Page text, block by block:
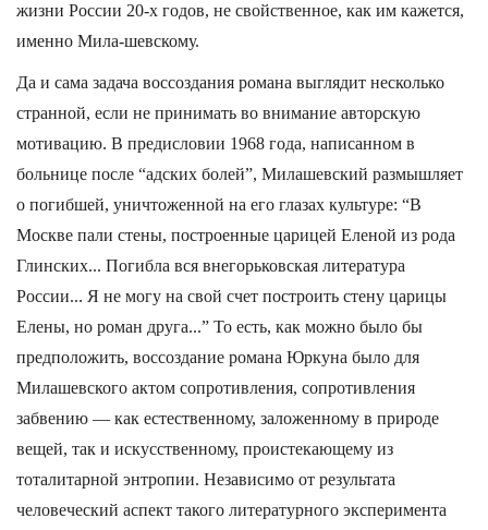
жизни России 20-х годов, не свойственное, как им кажется,
именно Мила-шевскому.
Да и сама задача воссоздания романа выглядит несколько
странной, если не принимать во внимание авторскую
мотивацию. В предисловии 1968 года, написанном в
больнице после “адских болей”, Милашевский размышляет
о погибшей, уничтоженной на его глазах культуре: “В
Москве пали стены, построенные царицей Еленой из рода
Глинских... Погибла вся внегорьковская литература
России... Я не могу на свой счет построить стену царицы
Елены, но роман друга...” То есть, как можно было бы
предположить, воссоздание романа Юркуна было для
Милашевского актом сопротивления, сопротивления
забвению — как естественному, заложенному в природе
вещей, так и искусственному, проистекающему из
тоталитарной энтропии. Независимо от результата
человеческий аспект такого литературного эксперимента